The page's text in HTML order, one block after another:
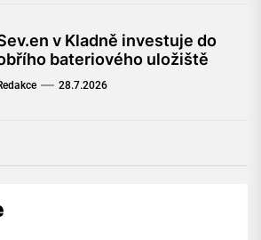
v Kladně investuje do
bateriového uložiště
28.7.2026